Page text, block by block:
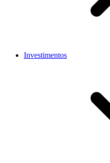
Investimentos